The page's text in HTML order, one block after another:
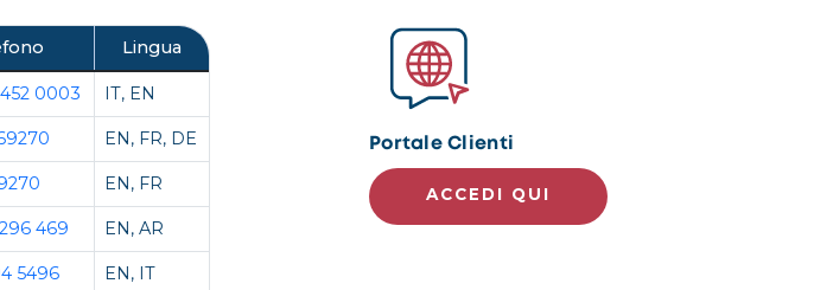
Lingua
0003 IT, EN
EN, FR, DE
EN, FR
469 EN, AR
5496 EN, IT
Portale Clienti
ACCEDI QUI